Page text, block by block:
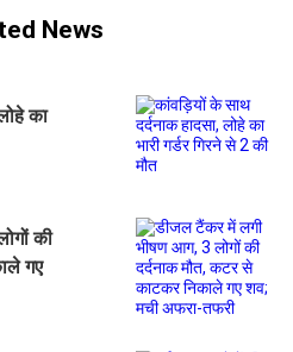
News
का
की
गए